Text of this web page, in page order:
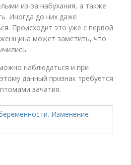
из-за набухания, а также
Иногда до них даже
Происходит это уже с первой
может заметить, что
наблюдаться и при
данный признак требуется
зачатия.